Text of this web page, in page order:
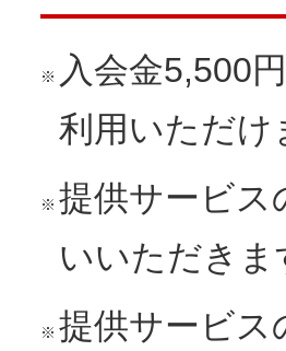
※
入会金5,500
利用いただけ
※ 提供サービス
いいただきま
※ 提供サービス